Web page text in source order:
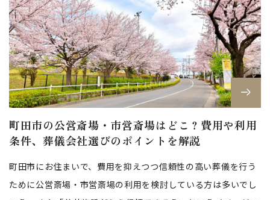
町田市の公営斎場・市営斎場はどこ？費用や利用
条件、葬儀会社選びのポイントを解説
町田市にお住まいで、費用を抑えつつ信頼性の高い葬儀を行う
ために公営斎場・市営斎場の利用を検討している方は多いでし